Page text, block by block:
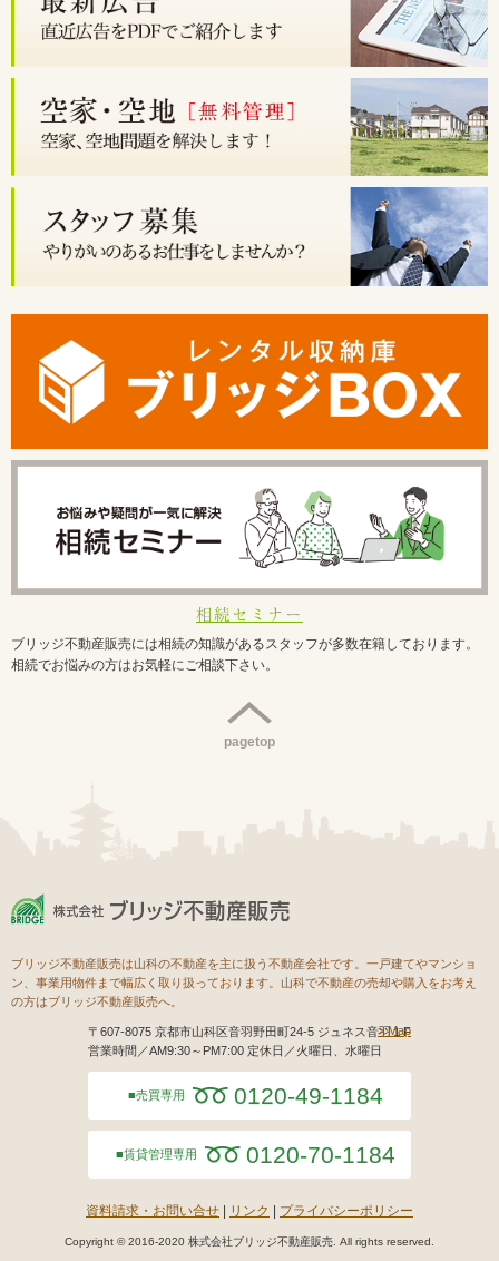
相続セミナー
ブリッジ不動産販売には相続の知識があるスタッフが多数在籍しております。
相続でお悩みの方はお気軽にご相談下さい。
pagetop
ブリッジ不動産販売は山科の不動産を主に扱う不動産会社です。一戸建てやマンショ
ン、事業用物件まで幅広く取り扱っております。山科で不動産の売却や購入をお考え
の方はブリッジ不動産販売へ。
Map
〒607-8075 京都市山科区音羽野田町24-5 ジュネス音羽１F
営業時間／AM9:30～PM7:00 定休日／火曜日、水曜日
売買専用 0120-49-1184
賃貸管理専用 0120-70-1184
資料請求・お問い合せ リンク プライバシーポリシー
Copyright © 2016-2020 株式会社ブリッジ不動産販売. All rights reserved.